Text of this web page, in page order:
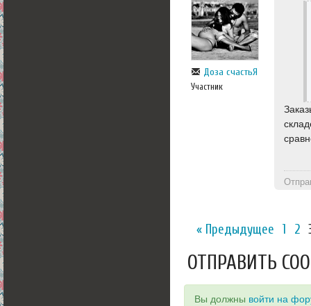
Доза счастьЯ
Участник
« Предыдущее 1 2
ОТПРАВИТЬ
Вы должны войти на